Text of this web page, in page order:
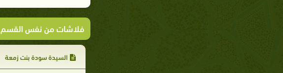
فلاشات من نفس القسم
السيدة سودة بنت زمعة